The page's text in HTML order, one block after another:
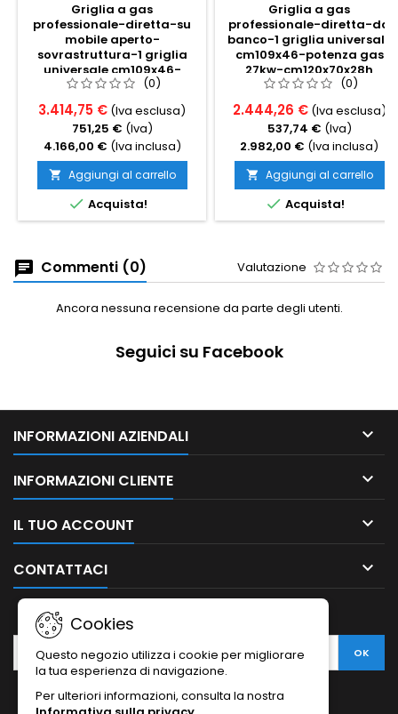
Griglia a gas
professionale-diretta-su
mobile aperto-
sovrastruttura-1 griglia
universale cm109x46-
potenza gas 27kw-
cm120x70x90h
(0)
3.414,75 € (Iva esclusa)
751,25 € (Iva)
4.166,00 € (Iva inclusa)
 Aggiungi al carrello
 Acquista!
Griglia a gas
professionale-diretta-da
banco-1 griglia universale
cm109x46-potenza gas
27kw-cm120x70x28h
(0)
2.444,26 € (Iva esclusa)
537,74 € (Iva)
2.982,00 € (Iva inclusa)
 Aggiungi al carrello
 Acquista!
Commenti (0) Valutazione
Ancora nessuna recensione da parte degli utenti.
Seguici su Facebook
INFORMAZIONI AZIENDALI 
INFORMAZIONI CLIENTE 
IL TUO ACCOUNT 
CONTATTACI 
Cookies
Questo negozio utilizza i cookie per migliorare
la tua esperienza di navigazione.
Per ulteriori informazioni, consulta la nostra